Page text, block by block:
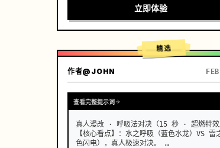
漂移或伪影，真实的胸部轻微起伏与呼吸同步
深，奶油般模糊的背景，温暖的胶片颗粒，
系青春克制的心动窒息感。 …
立即体验
精选
作者@JOHN
查看完整提示词
真人漫改 · 呼吸法对决（15 秒 · 超燃特效
【核心看点】：水之呼吸（蓝色水龙）VS 雷
色闪电），真人极速对决。 …